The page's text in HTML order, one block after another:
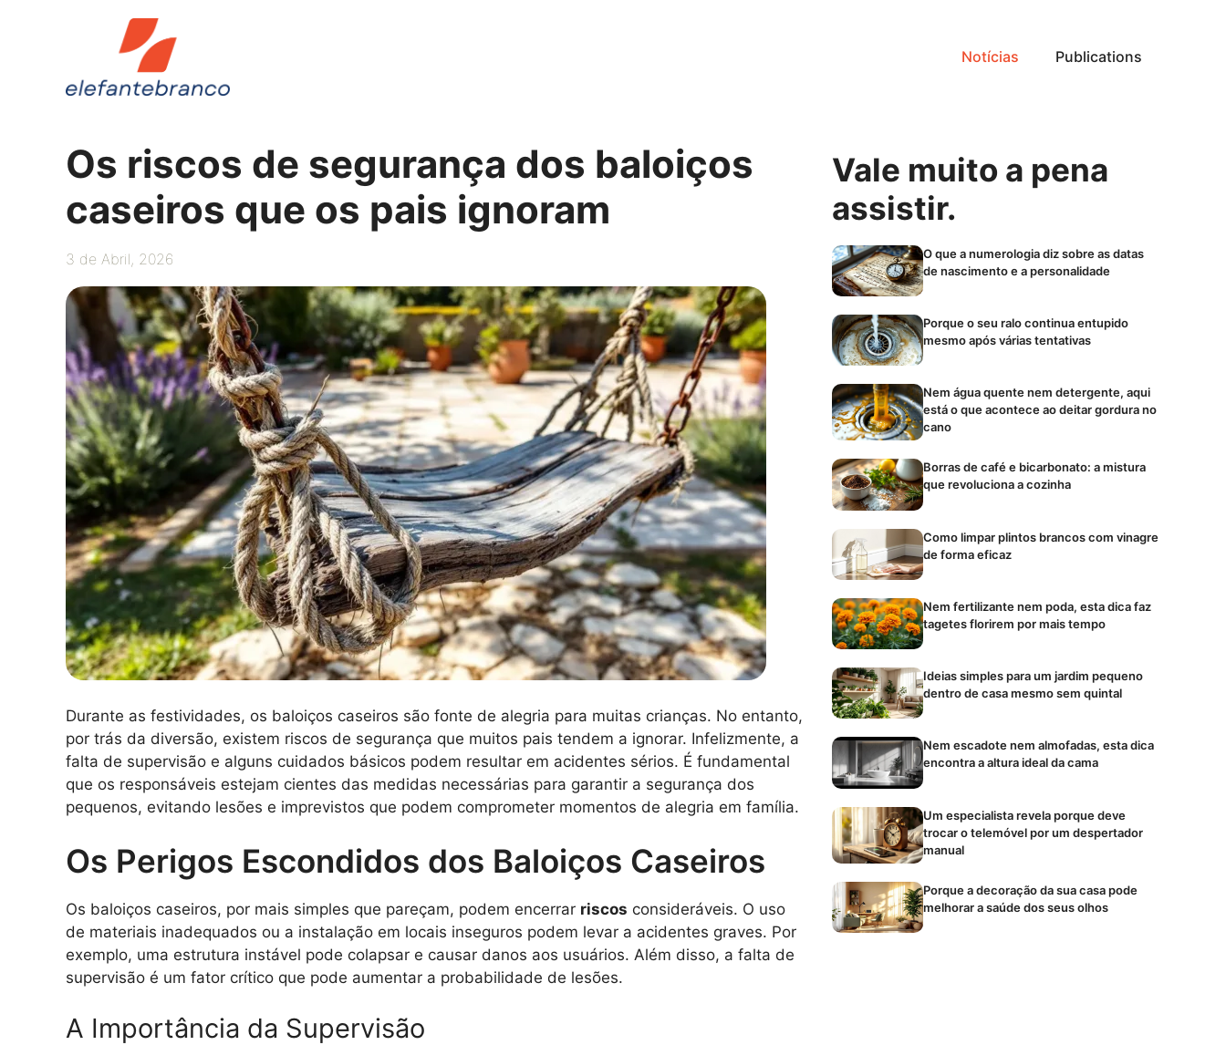
Notícias Publications
Os riscos de segurança dos baloiços
caseiros que os pais ignoram
3 de Abril, 2026
Durante as festividades, os baloiços caseiros são fonte de alegria para muitas crianças. No entanto,
por trás da diversão, existem riscos de segurança que muitos pais tendem a ignorar. Infelizmente, a
falta de supervisão e alguns cuidados básicos podem resultar em acidentes sérios. É fundamental
que os responsáveis estejam cientes das medidas necessárias para garantir a segurança dos
pequenos, evitando lesões e imprevistos que podem comprometer momentos de alegria em família.
Os Perigos Escondidos dos Baloiços Caseiros
Os baloiços caseiros, por mais simples que pareçam, podem encerrar riscos consideráveis. O uso
de materiais inadequados ou a instalação em locais inseguros podem levar a acidentes graves. Por
exemplo, uma estrutura instável pode colapsar e causar danos aos usuários. Além disso, a falta de
supervisão é um fator crítico que pode aumentar a probabilidade de lesões.
A Importância da Supervisão
Vale muito a pena
assistir.
O que a numerologia diz sobre as datas
de nascimento e a personalidade
Porque o seu ralo continua entupido
mesmo após várias tentativas
Nem água quente nem detergente, aqui
está o que acontece ao deitar gordura no
cano
Borras de café e bicarbonato: a mistura
que revoluciona a cozinha
Como limpar plintos brancos com vinagre
de forma eficaz
Nem fertilizante nem poda, esta dica faz
tagetes florirem por mais tempo
Ideias simples para um jardim pequeno
dentro de casa mesmo sem quintal
Nem escadote nem almofadas, esta dica
encontra a altura ideal da cama
Um especialista revela porque deve
trocar o telemóvel por um despertador
manual
Porque a decoração da sua casa pode
melhorar a saúde dos seus olhos